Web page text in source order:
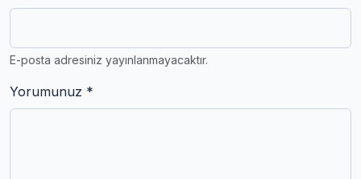
E-posta adresiniz yayınlanmayacaktır.
Yorumunuz *